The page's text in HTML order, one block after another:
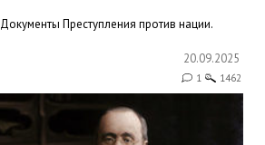
Документы Преступления против нации.
20.09.2025
1 1462